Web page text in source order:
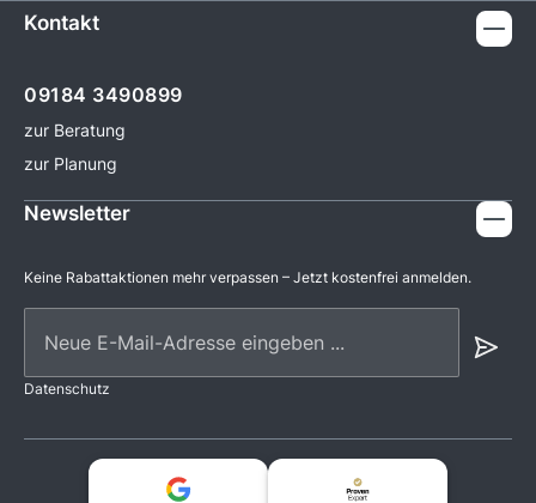
Kontakt
09184 3490899
zur Beratung
zur Planung
Newsletter
Keine Rabattaktionen mehr verpassen – Jetzt kostenfrei anmelden.
Datenschutz